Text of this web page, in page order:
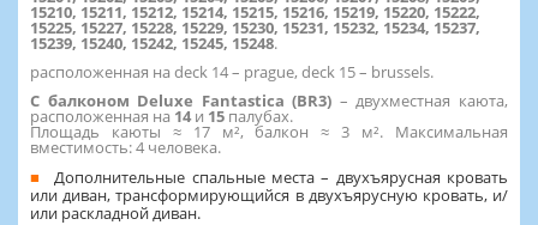
15210, 15211, 15212, 15214, 15215, 15216, 15219, 15220, 15222,
15225, 15227, 15228, 15229, 15230, 15231, 15232, 15234, 15237,
15239, 15240, 15242, 15245, 15248.
расположенная на deck 14 – prague, deck 15 – brussels.
С балконом Deluxe Fantastica (BR3) – двухместная каюта,
расположенная на 14и 15 палубах.
Площадь каюты ≈ 17 м², балкон ≈ 3 м². Максимальная
вместимость: 4 человека.
Дополнительные спальные места – двухъярусная кровать
или диван, трансформирующийся в двухъярусную кровать, и/
или раскладной диван.